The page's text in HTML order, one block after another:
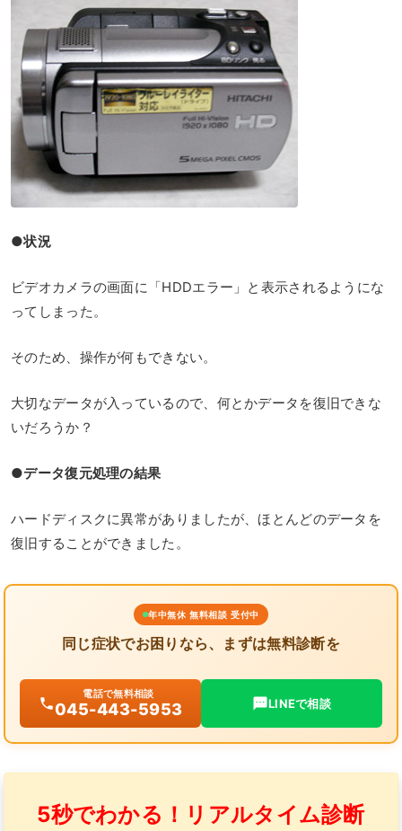
●状況
ビデオカメラの画面に「HDDエラー」と表示されるようにな
ってしまった。
そのため、操作が何もできない。
大切なデータが入っているので、何とかデータを復旧できな
いだろうか？
●データ復元処理の結果
ハードディスクに異常がありましたが、ほとんどのデータを
復旧することができました。
年中無休 無料相談 受付中
同じ症状でお困りなら、まずは無料診断を
電話で無料相談
045-443-5953 LINEで相談
5秒でわかる！リアルタイム診断